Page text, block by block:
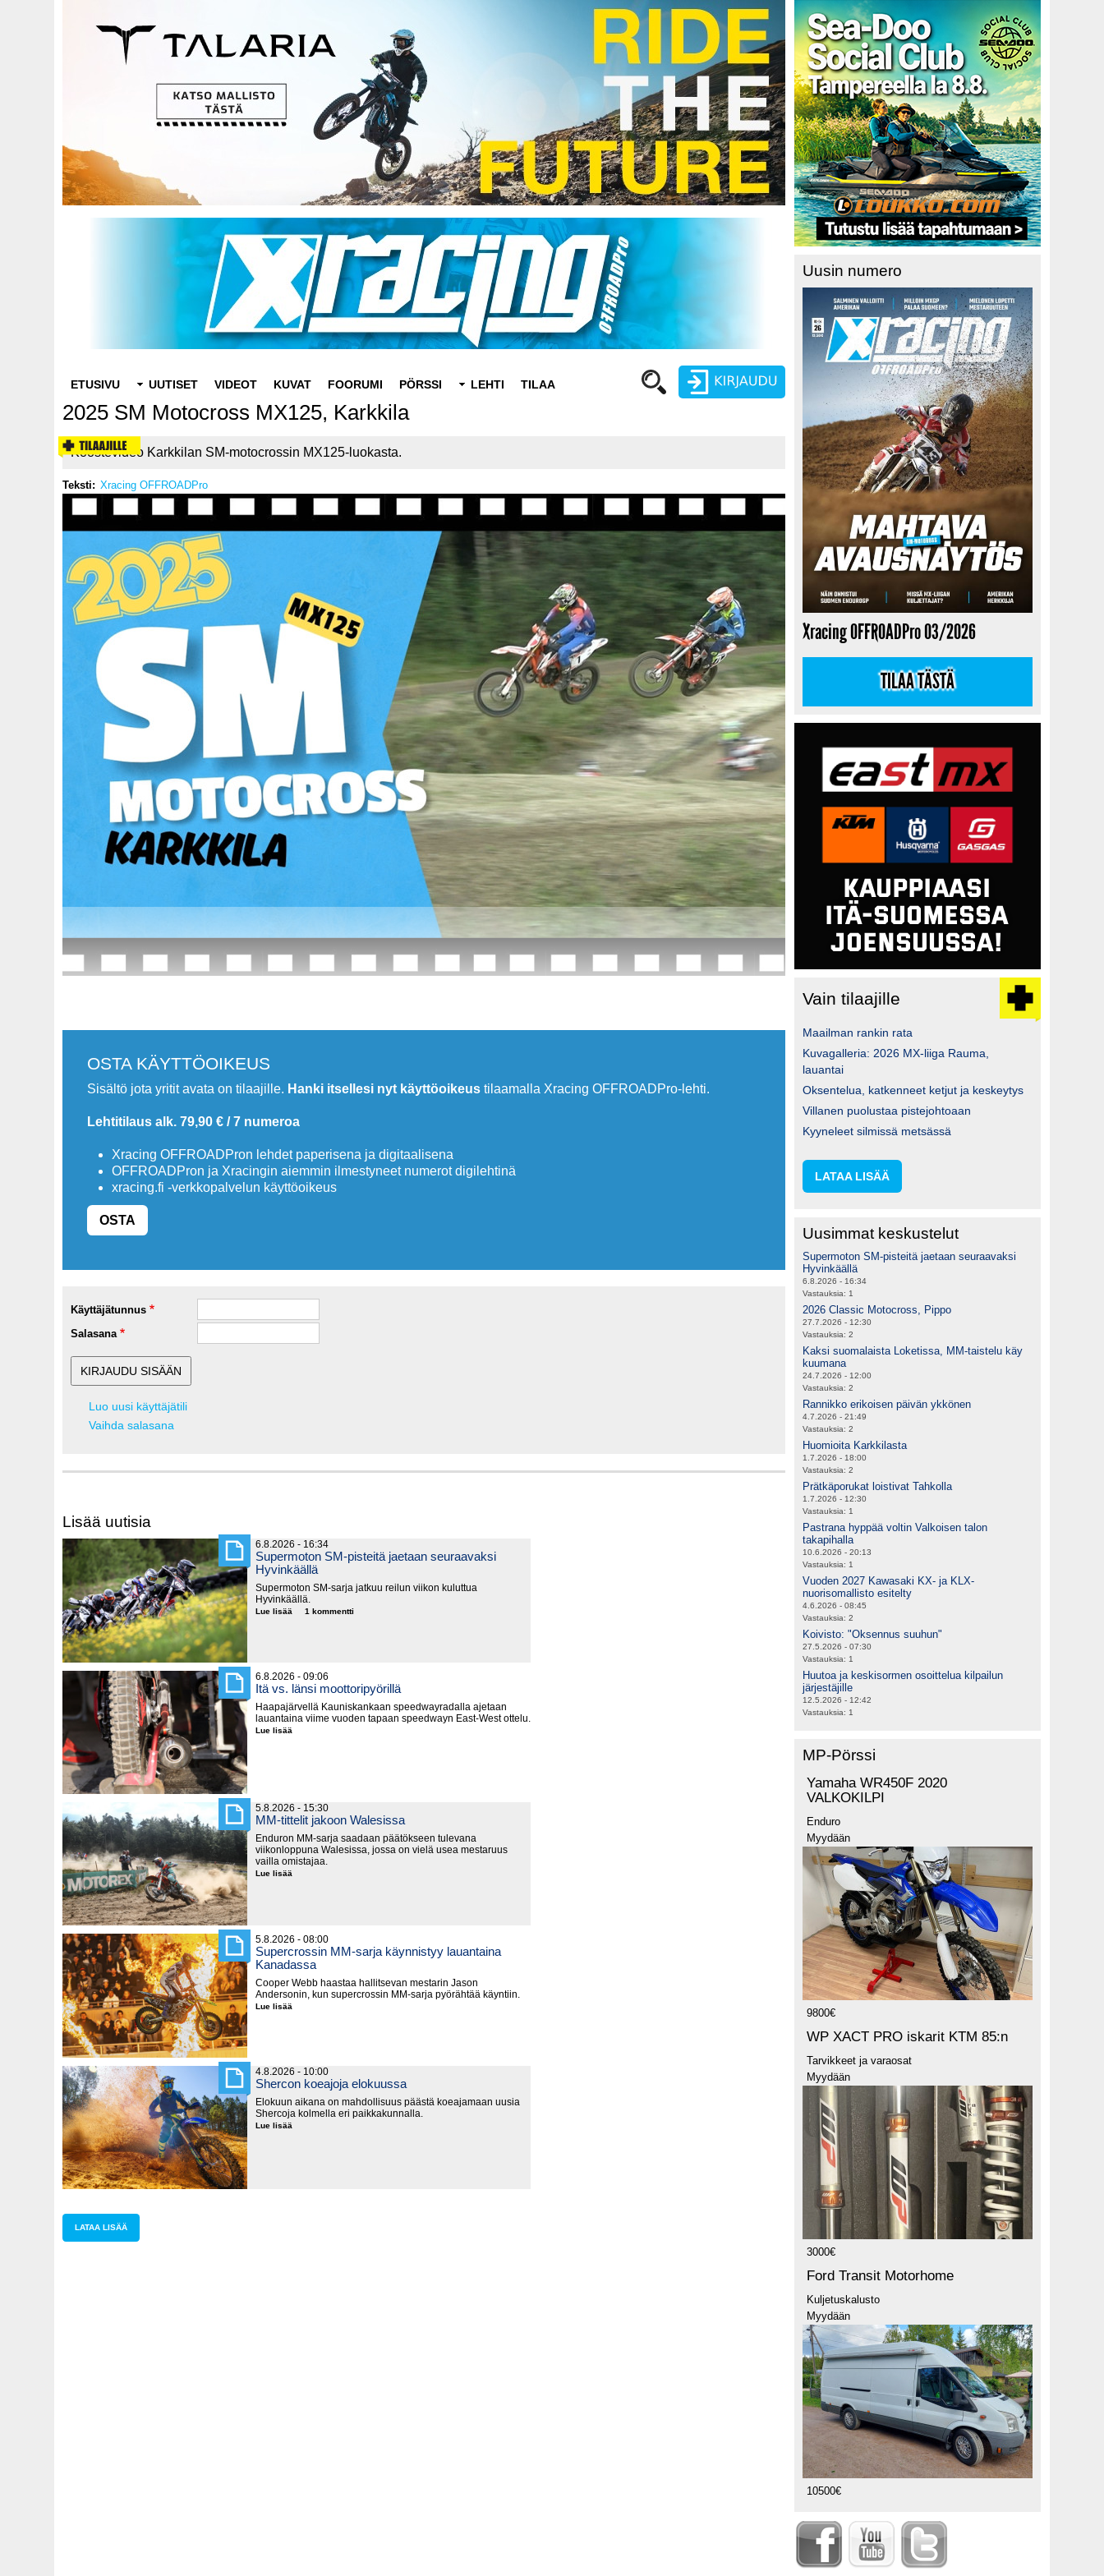
Luo uusi käyttäjätili
Vaihda salasana
navigation
ETUSIVU UUTISET VIDEOT KUVAT FOORUMI PÖRSSI LEHTI TILAA
2025 SM Motocross MX125, Karkkila
Koostevideo Karkkilan SM-motocrossin MX125-luokasta.
Teksti Xracing OFFROADPro
OSTA KÄYTTÖOIKEUS
Sisältö jota yritit avata on tilaajille. Hanki itsellesi nyt käyttöoikeus tilaamalla Xracing OFFROADPro-lehti.
Lehtitilaus alk. 79,90 € / 7 numeroa
Xracing OFFROADPron lehdet paperisena ja digitaalisena
OFFROADPron ja Xracingin aiemmin ilmestyneet numerot digilehtinä
xracing.fi -verkkopalvelun käyttöoikeus
OSTA
Käyttäjätunnus
Salasana
Luo uusi käyttäjätili
Vaihda salasana
Lisää uutisia
6.8.2026 - 16:34
Supermoton SM-pisteitä jaetaan seuraavaksi
Hyvinkäällä
Supermoton SM-sarja jatkuu reilun viikon kuluttua
Hyvinkäällä.
Lue lisää Supermoton
1 kommentti
6.8.2026 - 09:06
Itä vs. länsi moottoripyörillä
Haapajärvellä Kauniskankaan speedwayradalla ajetaan
lauantaina viime vuoden tapaan speedwayn East-West ottelu.
Lue lisää
5.8.2026 - 15:30
MM-tittelit jakoon Walesissa
Enduron MM-sarja saadaan päätökseen tulevana
viikonloppuna Walesissa, jossa on vielä usea mestaruus
vailla omistajaa.
Lue lisää
5.8.2026 - 08:00
Supercrossin MM-sarja käynnistyy lauantaina
Kanadassa
Cooper Webb haastaa hallitsevan mestarin Jason
Andersonin, kun supercrossin MM-sarja pyörähtää käyntiin.
Lue lisää
4.8.2026 - 10:00
Shercon koeajoja elokuussa
Elokuun aikana on mahdollisuus päästä koeajamaan uusia
Shercoja kolmella eri paikkakunnalla.
Lue lisää
LATAA LISÄÄ
Uusin numero
Xracing OFFROADPro 03/2026
TILAA TÄSTÄ
Vain tilaajille
Maailman rankin rata
Kuvagalleria: 2026 MX-liiga Rauma,
lauantai
Oksentelua, katkenneet ketjut ja keskeytys
Villanen puolustaa pistejohtoaan
Kyyneleet silmissä metsässä
LATAA LISÄÄ
Uusimmat keskustelut
Supermoton SM-pisteitä jaetaan seuraavaksi
Hyvinkäällä
6.8.2026 - 16:34
Vastauksia: 1
2026 Classic Motocross, Pippo
27.7.2026 - 12:30
Vastauksia: 2
Kaksi suomalaista Loketissa, MM-taistelu käy
kuumana
24.7.2026 - 12:00
Vastauksia: 2
Rannikko erikoisen päivän ykkönen
4.7.2026 - 21:49
Vastauksia: 2
Huomioita Karkkilasta
1.7.2026 - 18:00
Vastauksia: 2
Prätkäporukat loistivat Tahkolla
1.7.2026 - 12:30
Vastauksia: 1
Pastrana hyppää voltin Valkoisen talon
takapihalla
10.6.2026 - 20:13
Vastauksia: 1
Vuoden 2027 Kawasaki KX- ja KLX-
nuorisomallisto esitelty
4.6.2026 - 08:45
Vastauksia: 2
Koivisto: "Oksennus suuhun"
27.5.2026 - 07:30
Vastauksia: 1
Huutoa ja keskisormen osoittelua kilpailun
järjestäjille
12.5.2026 - 12:42
Vastauksia: 1
MP-Pörssi
Yamaha WR450F 2020
VALKOKILPI
Enduro
Myydään
9800€
WP XACT PRO iskarit KTM 85:n
Tarvikkeet ja varaosat
Myydään
3000€
Ford Transit Motorhome
Kuljetuskalusto
Myydään
10500€